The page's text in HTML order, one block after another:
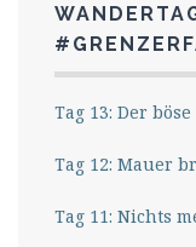
Tag 13: Der
Tag 12: Mauer
Tag 11: Nichts